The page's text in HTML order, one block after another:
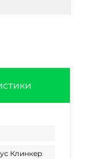
Клинкер